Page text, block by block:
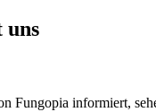
uns
Fungopia informiert,